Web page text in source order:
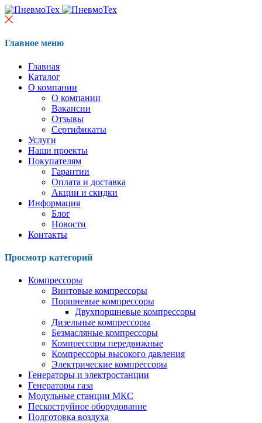
Главное меню
Главная
Каталог
О компании
О компании
Вакансии
Отзывы
Сертификаты
Услуги
Наши проекты
Покупателям
Гарантии
Оплата и доставка
Акции и скидки
Информация
Блог
Новости
Контакты
Просмотр категорий
Компрессоры
Винтовые компрессоры
Поршневые компрессоры
Двухпоршневые компрессоры
Дизельные компрессоры
Безмасляные компрессоры
Компрессоры передвижные
Компрессоры высокого давления
Электрические компрессоры
Генераторы и электростанции
Генераторы газа
Модульные станции МКС
Пескоструйное оборудование
Подготовка воздуха